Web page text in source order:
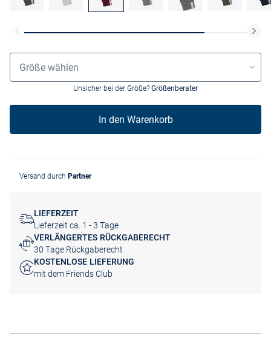
Grössenauswahl
Größe wählen
Unsicher bei der Größe? Größenberater
In den Warenkorb
Versand durch Partner
LIEFERZEIT
Lieferzeit ca. 1 - 3 Tage
VERLÄNGERTES RÜCKGABERECHT
30 Tage Rückgaberecht
KOSTENLOSE LIEFERUNG
mit dem Friends Club